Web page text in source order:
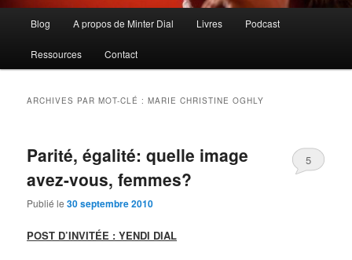
principal
Blog A propos de Minter Dial Livres Podcast
Ressources Contact
ARCHIVES PAR MOT-CLÉ :MARIE CHRISTINE OGHLY
Parité, égalité: quelle image
avez-vous, femmes?
Publié le30 septembre 2010
5
POST D’INVITÉE : YENDI DIAL